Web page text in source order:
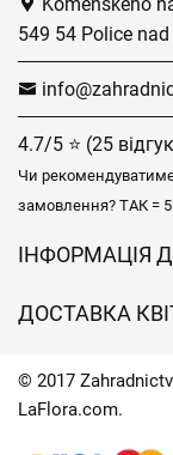
549 54 Police
4.7/5 ⭐ (25
Чи
замовлення? ТАК =
ІНФОРМАЦІЯ
Захист
Час доставки
ДОСТАВКА
Куди ми
© 2017
LaFlora.com.